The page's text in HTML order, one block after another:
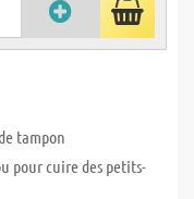
tampon
pour cuire des petits-